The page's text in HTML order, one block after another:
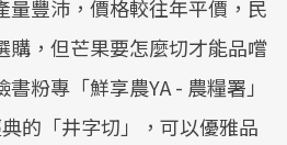
量豐沛，價格較往年平價，民
購，但芒果要怎麼切才能品嚐
粉專「鮮享農YA - 農糧署」
的「井字切」，可以優雅品